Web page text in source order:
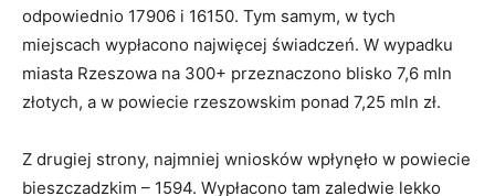
odpowiednio 17906 i 16150. Tym samym, w tych
miejscach wypłacono najwięcej świadczeń. W wypadku
miasta Rzeszowa na 300+ przeznaczono blisko 7,6 mln
złotych, a w powiecie rzeszowskim ponad 7,25 mln zł.
Z drugiej strony, najmniej wniosków wpłynęło w powiecie
bieszczadzkim – 1594. Wypłacono tam zaledwie lekko